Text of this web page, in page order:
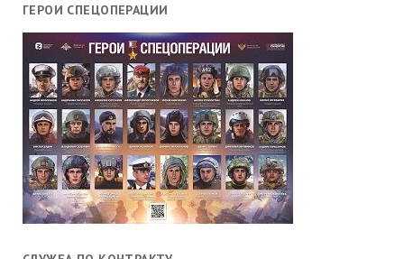
ГЕРОИ СПЕЦОПЕРАЦИИ